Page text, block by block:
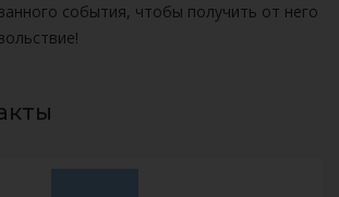
события, чтобы получить от него